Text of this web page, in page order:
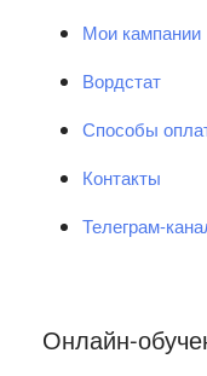
Мои кампании
Вордстат
Способы
Контакты
Телеграм-
Онлайн-